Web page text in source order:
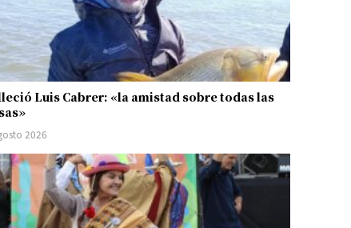
Luis Cabrer: «la amistad sobre todas las
2026